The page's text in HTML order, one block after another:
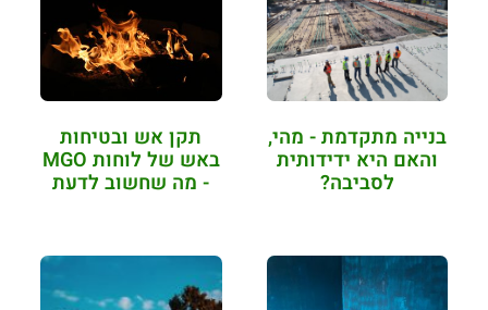
בנייה מתקדמת - מהי,
והאם היא ידידותית
לסביבה?
תקן אש ובטיחות
באש של לוחות MGO
- מה שחשוב לדעת